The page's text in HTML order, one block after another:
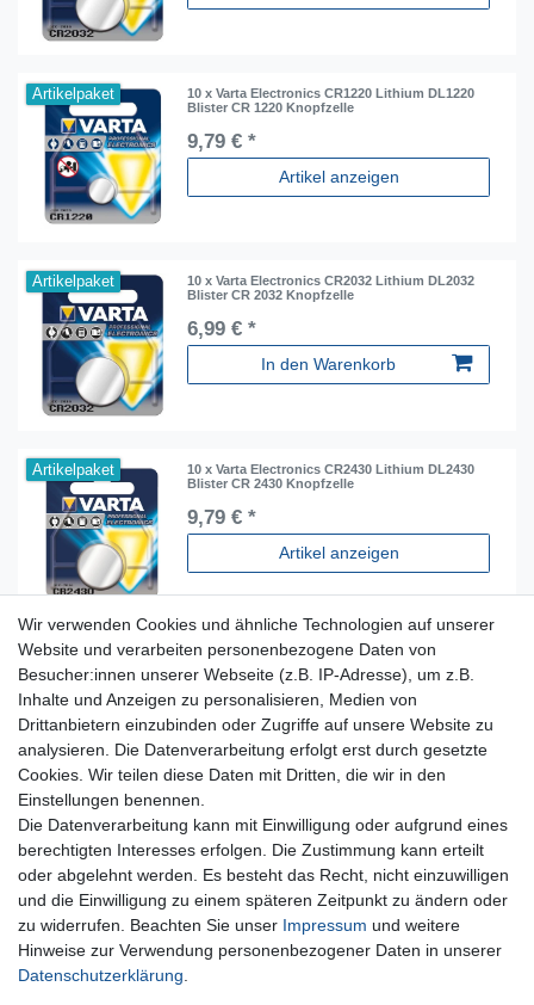
Artikelpaket
10 x Varta Electronics CR1220 Lithium DL1220
Blister CR 1220 Knopfzelle
9,79 € *
Artikel anzeigen
Artikelpaket
10 x Varta Electronics CR2032 Lithium DL2032
Blister CR 2032 Knopfzelle
6,99 € *
In den Warenkorb
Artikelpaket
10 x Varta Electronics CR2430 Lithium DL2430
Blister CR 2430 Knopfzelle
9,79 € *
Artikel anzeigen
Für Fragen zu unseren Produkten und Bestellungen
erreichen Sie uns per E-Mail oder Telefon:
+49 5741 9099422 oder
info@dein-bau-projekt.de
Versand und Zahlung
Impressum
Datenschutzerklärung
AGB
Kontakt
Infos Ratenkauf mit easyCredit
Qualität made in Germany
Wir verwenden Cookies und ähnliche Technologien auf unserer
Website und verarbeiten personenbezogene Daten von
Besucher:innen unserer Webseite (z.B. IP-Adresse), um z.B.
Inhalte und Anzeigen zu personalisieren, Medien von
Drittanbietern einzubinden oder Zugriffe auf unsere Website zu
analysieren. Die Datenverarbeitung erfolgt erst durch gesetzte
Cookies. Wir teilen diese Daten mit Dritten, die wir in den
Einstellungen benennen.
Die Datenverarbeitung kann mit Einwilligung oder aufgrund eines
berechtigten Interesses erfolgen. Die Zustimmung kann erteilt
oder abgelehnt werden. Es besteht das Recht, nicht einzuwilligen
und die Einwilligung zu einem späteren Zeitpunkt zu ändern oder
zu widerrufen. Beachten Sie unser Impressum und weitere
Hinweise zur Verwendung personenbezogener Daten in unserer
Daten­schutz­erklärung